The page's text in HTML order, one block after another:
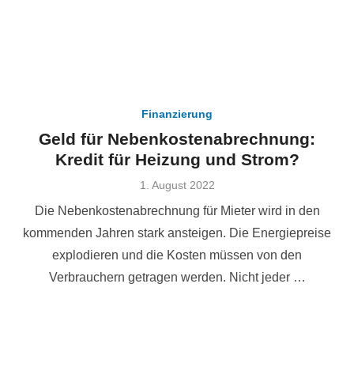
Finanzierung
Geld für Nebenkostenabrechnung:
Kredit für Heizung und Strom?
Veröffentlicht
1. August 2022
Die Nebenkostenabrechnung für Mieter wird in den
kommenden Jahren stark ansteigen. Die Energiepreise
explodieren und die Kosten müssen von den
Verbrauchern getragen werden. Nicht jeder …